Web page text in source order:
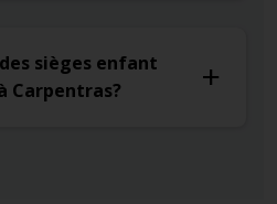
sièges enfant
Carpentras?